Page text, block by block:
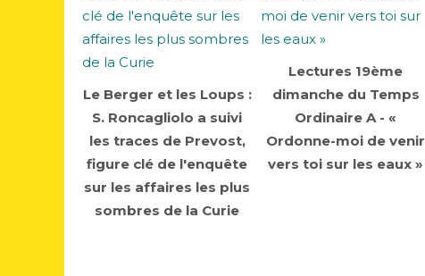
Le Berger et les Loups :
S. Roncagliolo a suivi
les traces de Prevost,
figure clé de l'enquête
sur les affaires les plus
sombres de la Curie
Lectures 19ème
dimanche du Temps
Ordinaire A - «
Ordonne-moi de venir
vers toi sur les eaux »